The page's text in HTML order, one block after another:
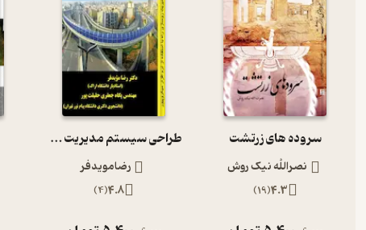
سروده های زرتشت
نصرالله نیک روش
4.3
(
19
)
طراحی سیستم مدیریت روسازی راه با استفاده از نرم افزار میکروپیور
رضامویدفر
4.8
(
4
)